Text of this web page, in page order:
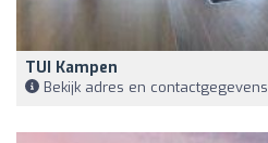
TUI Kampen
Bekijk adres en contactgegevens